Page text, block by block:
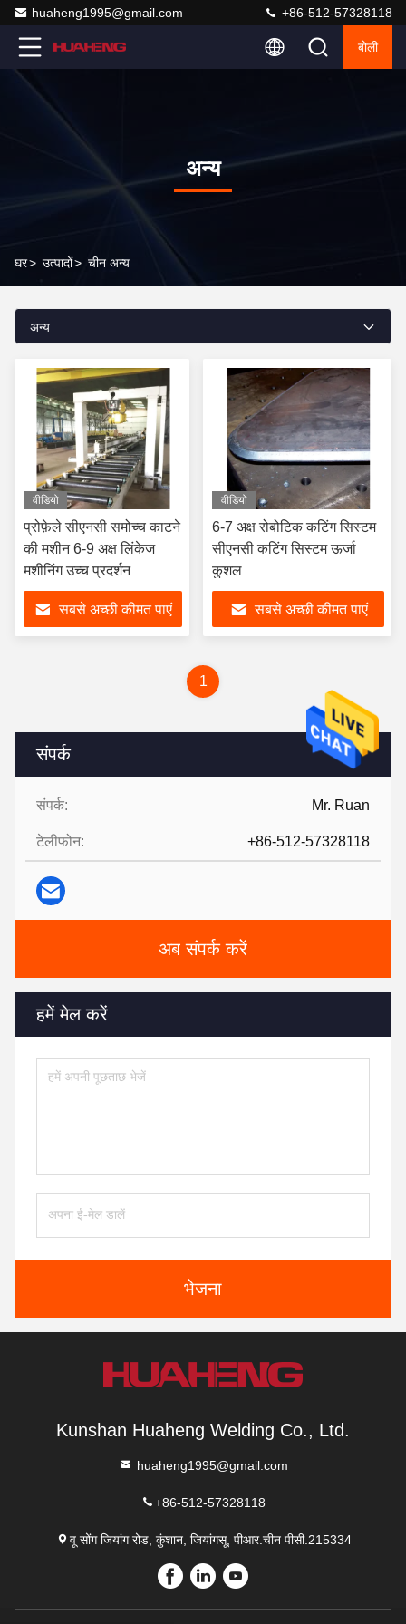
huaheng1995@gmail.com +86-512-57328118
बोली
अन्य
घर> उत्पादों> चीन अन्य
संपर्क
संपर्क: Mr. Ruan
टेलीफोन: +86-512-57328118
अब संपर्क करें
हमें मेल करें
भेजना
अन्य
वीडियो
प्रोफ़ेले सीएनसी समोच्च काटने
की मशीन 6-9 अक्ष लिंकेज
मशीनिंग उच्च प्रदर्शन
सबसे अच्छी कीमत पाएं
वीडियो
6-7 अक्ष रोबोटिक कटिंग सिस्टम
सीएनसी कटिंग सिस्टम ऊर्जा
कुशल
सबसे अच्छी कीमत पाएं
1
Kunshan Huaheng Welding Co., Ltd.
huaheng1995@gmail.com
+86-512-57328118
वू सोंग जियांग रोड, कुंशान, जियांगसू, पीआर.चीन पीसी.215334